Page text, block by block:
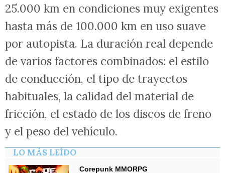
25.000 km en condiciones muy exigentes
hasta más de 100.000 km en uso suave
por autopista. La duración real depende
de varios factores combinados: el estilo
de conducción, el tipo de trayectos
habituales, la calidad del material de
fricción, el estado de los discos de freno
y el peso del vehículo.
LO MÁS LEÍDO
Corepunk MMORPG